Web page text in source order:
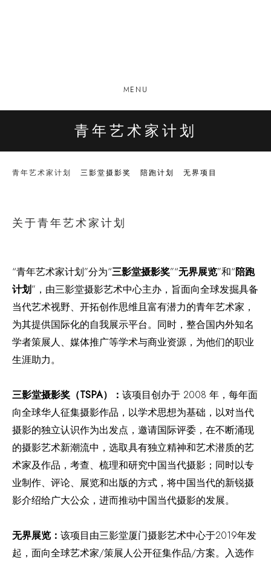
MENU
青年艺术家计划
青年艺术家计划 三影堂摄影奖 陪跑计划 无界项目
关于青年艺术家计划
“青年艺术家计划”分为“三影堂摄影奖”“无界展览”和“陪跑
计划”，由三影堂摄影艺术中心主办，旨面向全球发掘具备
当代艺术视野、开拓创作思维且富有潜力的青年艺术家，
为其提供国际化的自我展示平台。同时，整合国内外知名
学者策展人、媒体推广等学术与商业资源，为他们的职业
生涯助力。
三影堂摄影奖（TSPA）： 该项目创办于 2008 年 ，每年面
向全球华人征集摄影作品， 以学术思想为基础，以对当代
摄影的独立认识作为出发点，邀请国际评委，在不断涌现
的摄影艺术新潮流中，选取具有独立精神和艺术潜质的艺
术家及作品，考查、梳理和研究中国当代摄影；同时以专
业制作、评论、展览和出版的方式，将中国当代的新锐摄
影介绍给广大公众，进而推动中国当代摄影的发展。
无界展览： 该项目由三影堂厦门摄影艺术中心于2019年发
起，面向全球艺术家/策展人公开征集作品/方案。入选作